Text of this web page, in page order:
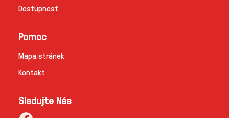
Dostupnost
Pomoc
Mapa stránek
Kontakt
Sledujte Nás